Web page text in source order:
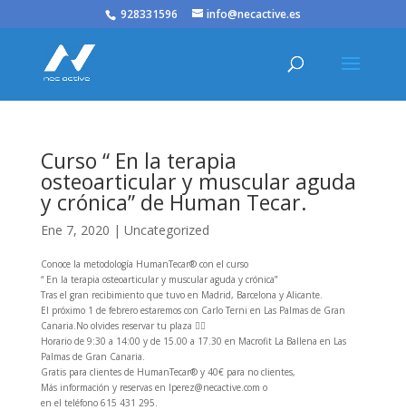
/* JS para menú plegable móvil Divi */
928331596 info@necactive.es
Curso “ En la terapia
osteoarticular y muscular aguda
y crónica” de Human Tecar.
Ene 7, 2020 | Uncategorized
Conoce la metodología HumanTecar®️ con el curso
“ En la terapia osteoarticular y muscular aguda y crónica”
Tras el gran recibimiento que tuvo en Madrid, Barcelona y Alicante.
El próximo 1 de febrero estaremos con Carlo Terni en Las Palmas de Gran
Canaria.No olvides reservar tu plaza ☝🏼
Horario de 9:30 a 14:00 y de 15.00 a 17.30 en Macrofit La Ballena en Las
Palmas de Gran Canaria.
Gratis para clientes de HumanTecar®️ y 40€ para no clientes,
Más información y reservas en lperez@necactive.com o
en el teléfono 615 431 295.